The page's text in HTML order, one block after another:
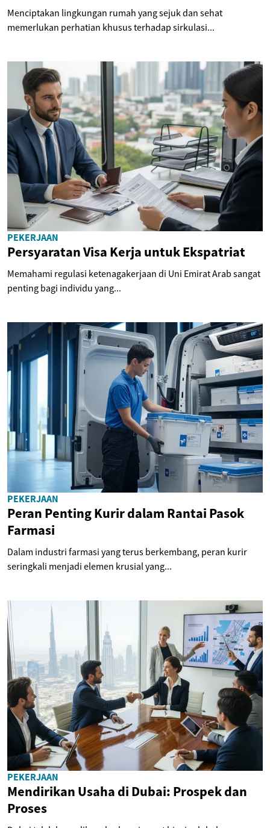
Menciptakan lingkungan rumah yang sejuk dan sehat
memerlukan perhatian khusus terhadap sirkulasi...
PEKERJAAN
Persyaratan Visa Kerja untuk Ekspatriat
Memahami regulasi ketenagakerjaan di Uni Emirat Arab sangat
penting bagi individu yang...
PEKERJAAN
Peran Penting Kurir dalam Rantai Pasok
Farmasi
Dalam industri farmasi yang terus berkembang, peran kurir
seringkali menjadi elemen krusial yang...
PEKERJAAN
Mendirikan Usaha di Dubai: Prospek dan
Proses